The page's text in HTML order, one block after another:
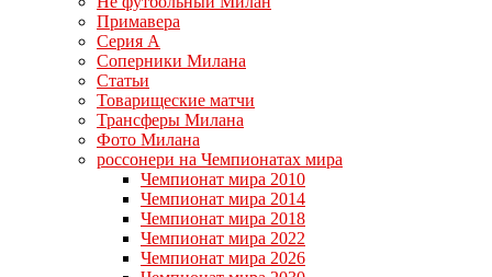
Примавера
Серия А
Соперники Милана
Статьи
Товарищеские матчи
Трансферы Милана
Фото Милана
россонери на Чемпионатах мира
Чемпионат мира 2010
Чемпионат мира 2014
Чемпионат мира 2018
Чемпионат мира 2022
Чемпионат мира 2026